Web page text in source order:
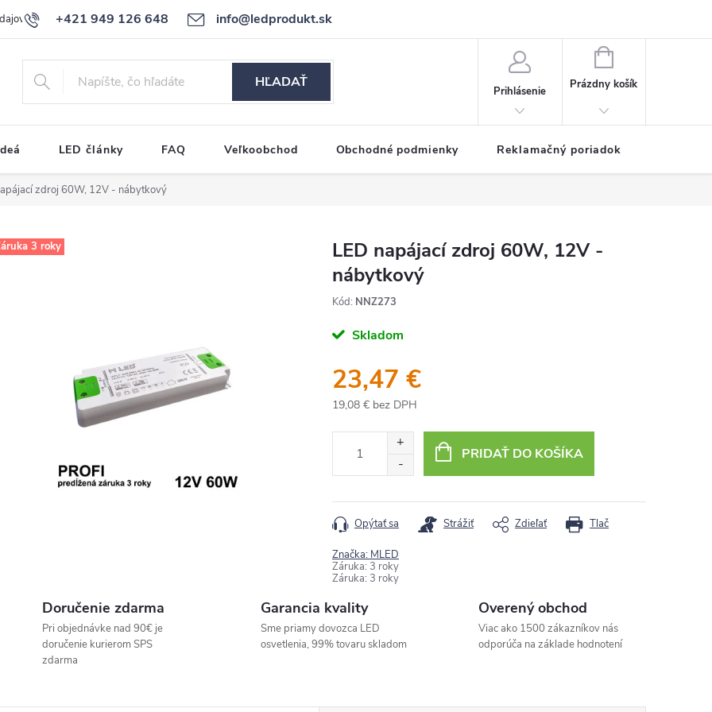
+421 949 126 648 info@ledprodukt.sk
Reklamačný poriadok
HĽADAŤ
Prihlásenie
NÁKUPNÝ
KOŠÍK
Prázdny košík
LED články FAQ Veľkoobchod Obchodné podmienky Reklamačný poriadok
zdroj 60W, 12V - nábytkový
3 roky
LED napájací zdroj 60W, 12V -
nábytkový
Kód: NNZ273
Skladom
23,47 €
19,08 € bez DPH
cena:
PRIDAŤ DO KOŠÍKA
Tlač
Opýtať sa Strážiť Zdieľať
Značka: MLED
Záruka: 3 roky
Záruka: 3 roky
Doručenie zdarma
Pri objednávke nad 90€ je
doručenie kurierom SPS
zdarma
Garancia kvality
Sme priamy dovozca LED
osvetlenia, 99% tovaru skladom
Overený obchod
Viac ako 1500 zákazníkov nás
odporúča na základe hodnotení